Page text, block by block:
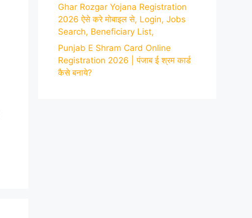
Ghar Rozgar Yojana Registration
2026 ऐसे करे मोबाइल से, Login, Jobs
Search, Beneficiary List,
Punjab E Shram Card Online
Registration 2026 | पंजाब ई श्रम कार्ड
कैसे बनाये?